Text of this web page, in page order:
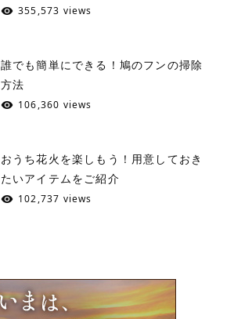
355,573 views
誰でも簡単にできる！鳩のフンの掃除
方法
106,360 views
おうち花火を楽しもう！用意しておき
たいアイテムをご紹介
102,737 views